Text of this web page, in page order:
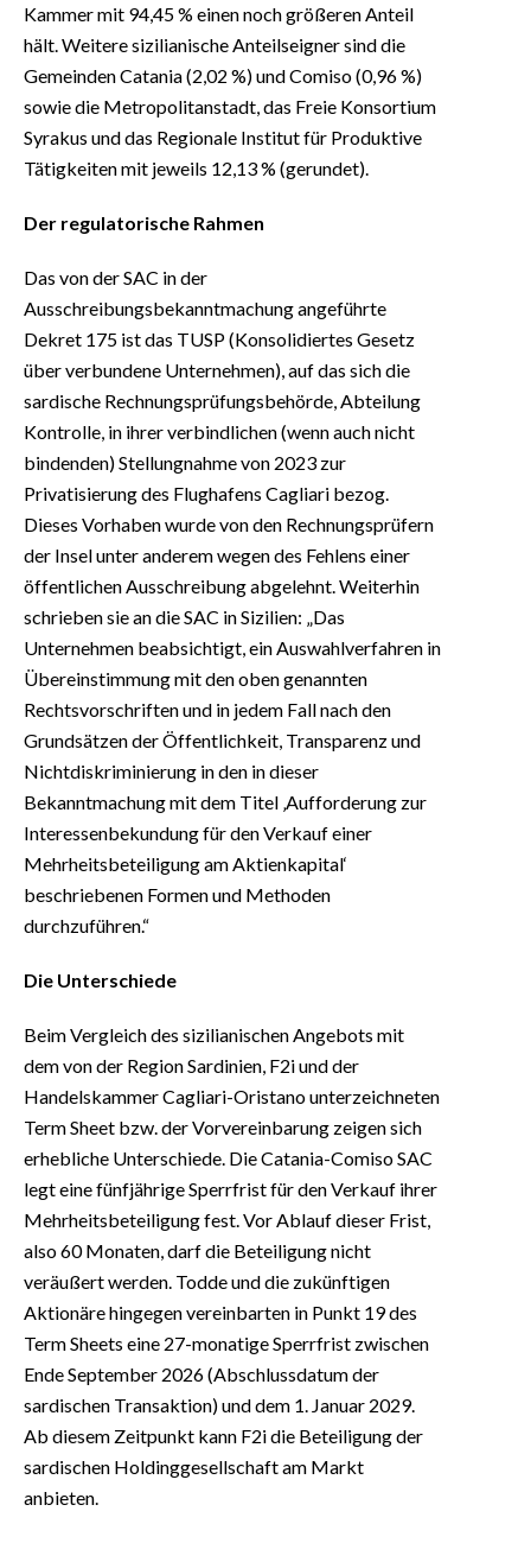
Kammer mit 94,45 % einen noch größeren Anteil
hält. Weitere sizilianische Anteilseigner sind die
Gemeinden Catania (2,02 %) und Comiso (0,96 %)
sowie die Metropolitanstadt, das Freie Konsortium
Syrakus und das Regionale Institut für Produktive
Tätigkeiten mit jeweils 12,13 % (gerundet).
Der regulatorische Rahmen
Das von der SAC in der
Ausschreibungsbekanntmachung angeführte
Dekret 175 ist das TUSP (Konsolidiertes Gesetz
über verbundene Unternehmen), auf das sich die
sardische Rechnungsprüfungsbehörde, Abteilung
Kontrolle, in ihrer verbindlichen (wenn auch nicht
bindenden) Stellungnahme von 2023 zur
Privatisierung des Flughafens Cagliari bezog.
Dieses Vorhaben wurde von den Rechnungsprüfern
der Insel unter anderem wegen des Fehlens einer
öffentlichen Ausschreibung abgelehnt. Weiterhin
schrieben sie an die SAC in Sizilien: „Das
Unternehmen beabsichtigt, ein Auswahlverfahren in
Übereinstimmung mit den oben genannten
Rechtsvorschriften und in jedem Fall nach den
Grundsätzen der Öffentlichkeit, Transparenz und
Nichtdiskriminierung in den in dieser
Bekanntmachung mit dem Titel ‚Aufforderung zur
Interessenbekundung für den Verkauf einer
Mehrheitsbeteiligung am Aktienkapital‘
beschriebenen Formen und Methoden
durchzuführen.“
Die Unterschiede
Beim Vergleich des sizilianischen Angebots mit
dem von der Region Sardinien, F2i und der
Handelskammer Cagliari-Oristano unterzeichneten
Term Sheet bzw. der Vorvereinbarung zeigen sich
erhebliche Unterschiede. Die Catania-Comiso SAC
legt eine fünfjährige Sperrfrist für den Verkauf ihrer
Mehrheitsbeteiligung fest. Vor Ablauf dieser Frist,
also 60 Monaten, darf die Beteiligung nicht
veräußert werden. Todde und die zukünftigen
Aktionäre hingegen vereinbarten in Punkt 19 des
Term Sheets eine 27-monatige Sperrfrist zwischen
Ende September 2026 (Abschlussdatum der
sardischen Transaktion) und dem 1. Januar 2029.
Ab diesem Zeitpunkt kann F2i die Beteiligung der
sardischen Holdinggesellschaft am Markt
anbieten.